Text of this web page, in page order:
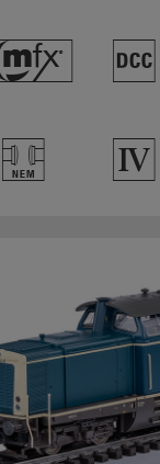
§
T 4